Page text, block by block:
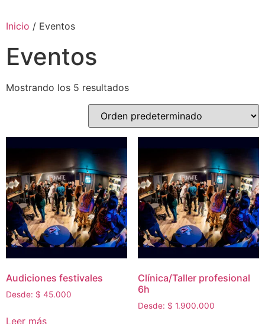
Inicio / Eventos
Eventos
Mostrando los 5 resultados
Audiciones festivales
Desde: $ 45.000
Leer más
Clínica/Taller profesional
6h
Desde: $ 1.900.000